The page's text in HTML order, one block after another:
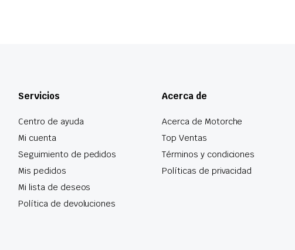
Servicios
Centro de ayuda
Mi cuenta
Seguimiento de pedidos
Mis pedidos
Mi lista de deseos
Política de devoluciones
Acerca de
Acerca de Motorche
Top Ventas
Términos y condiciones
Políticas de privacidad